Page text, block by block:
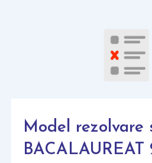
Model rezolvare
BACALAUREAT